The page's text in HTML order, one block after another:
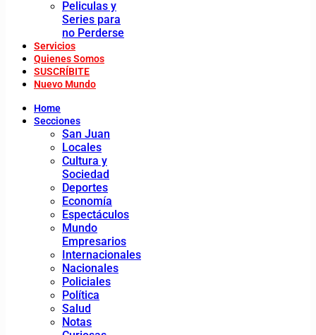
Peliculas y
Series para
no Perderse
Servicios
Quienes Somos
SUSCRÍBITE
Nuevo Mundo
Home
Secciones
San Juan
Locales
Cultura y
Sociedad
Deportes
Economía
Espectáculos
Mundo
Empresarios
Internacionales
Nacionales
Policiales
Política
Salud
Notas